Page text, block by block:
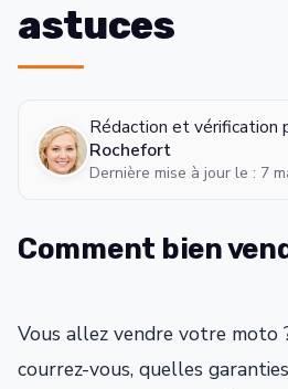
astuces
Rédaction et vérification
Rochefort
Dernière mise à jour le : 7
Comment bien
Vous allez vendre votre moto
courrez-vous, quelles